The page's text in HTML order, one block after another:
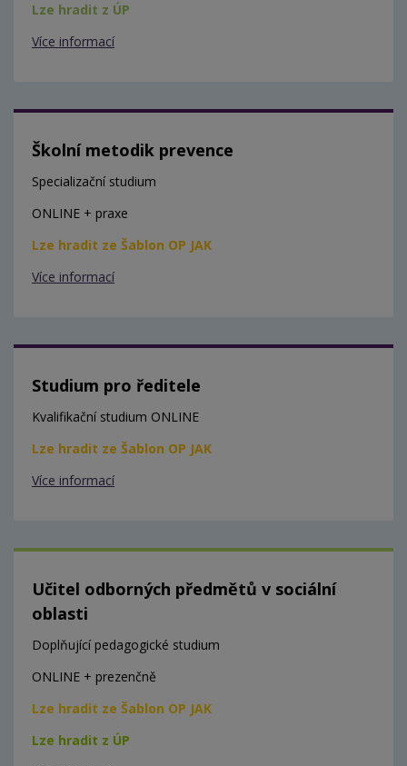
Lze hradit z ÚP
Více informací
Školní metodik prevence
Specializační studium
ONLINE + praxe
Lze hradit ze Šablon OP JAK
Více informací
Studium pro ředitele
Kvalifikační studium ONLINE
Lze hradit ze Šablon OP JAK
Více informací
Učitel odborných předmětů v sociální
oblasti
Doplňující pedagogické studium
ONLINE + prezenčně
Lze hradit ze Šablon OP JAK
Lze hradit z ÚP